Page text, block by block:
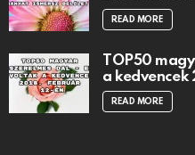
READ MORE
TOP50
a kedvencek
READ MORE